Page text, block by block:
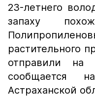
23-летнего
запаху
растительного
отправили на
сообщается
Астраханской